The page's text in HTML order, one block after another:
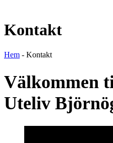
Kontakt
Hem - Kontakt
Välkommen
Uteliv